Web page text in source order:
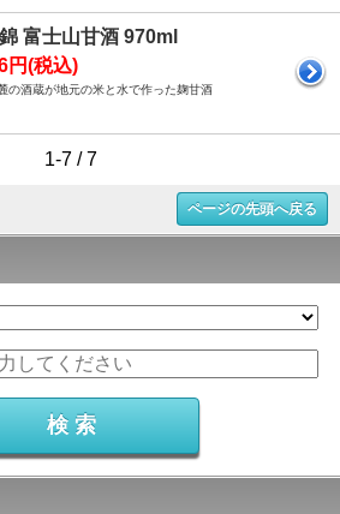
富士山甘酒 970ml
円(税込)
の酒蔵が地元の米と水で作った麹甘酒
1-7 / 7
ページの先頭へ戻る